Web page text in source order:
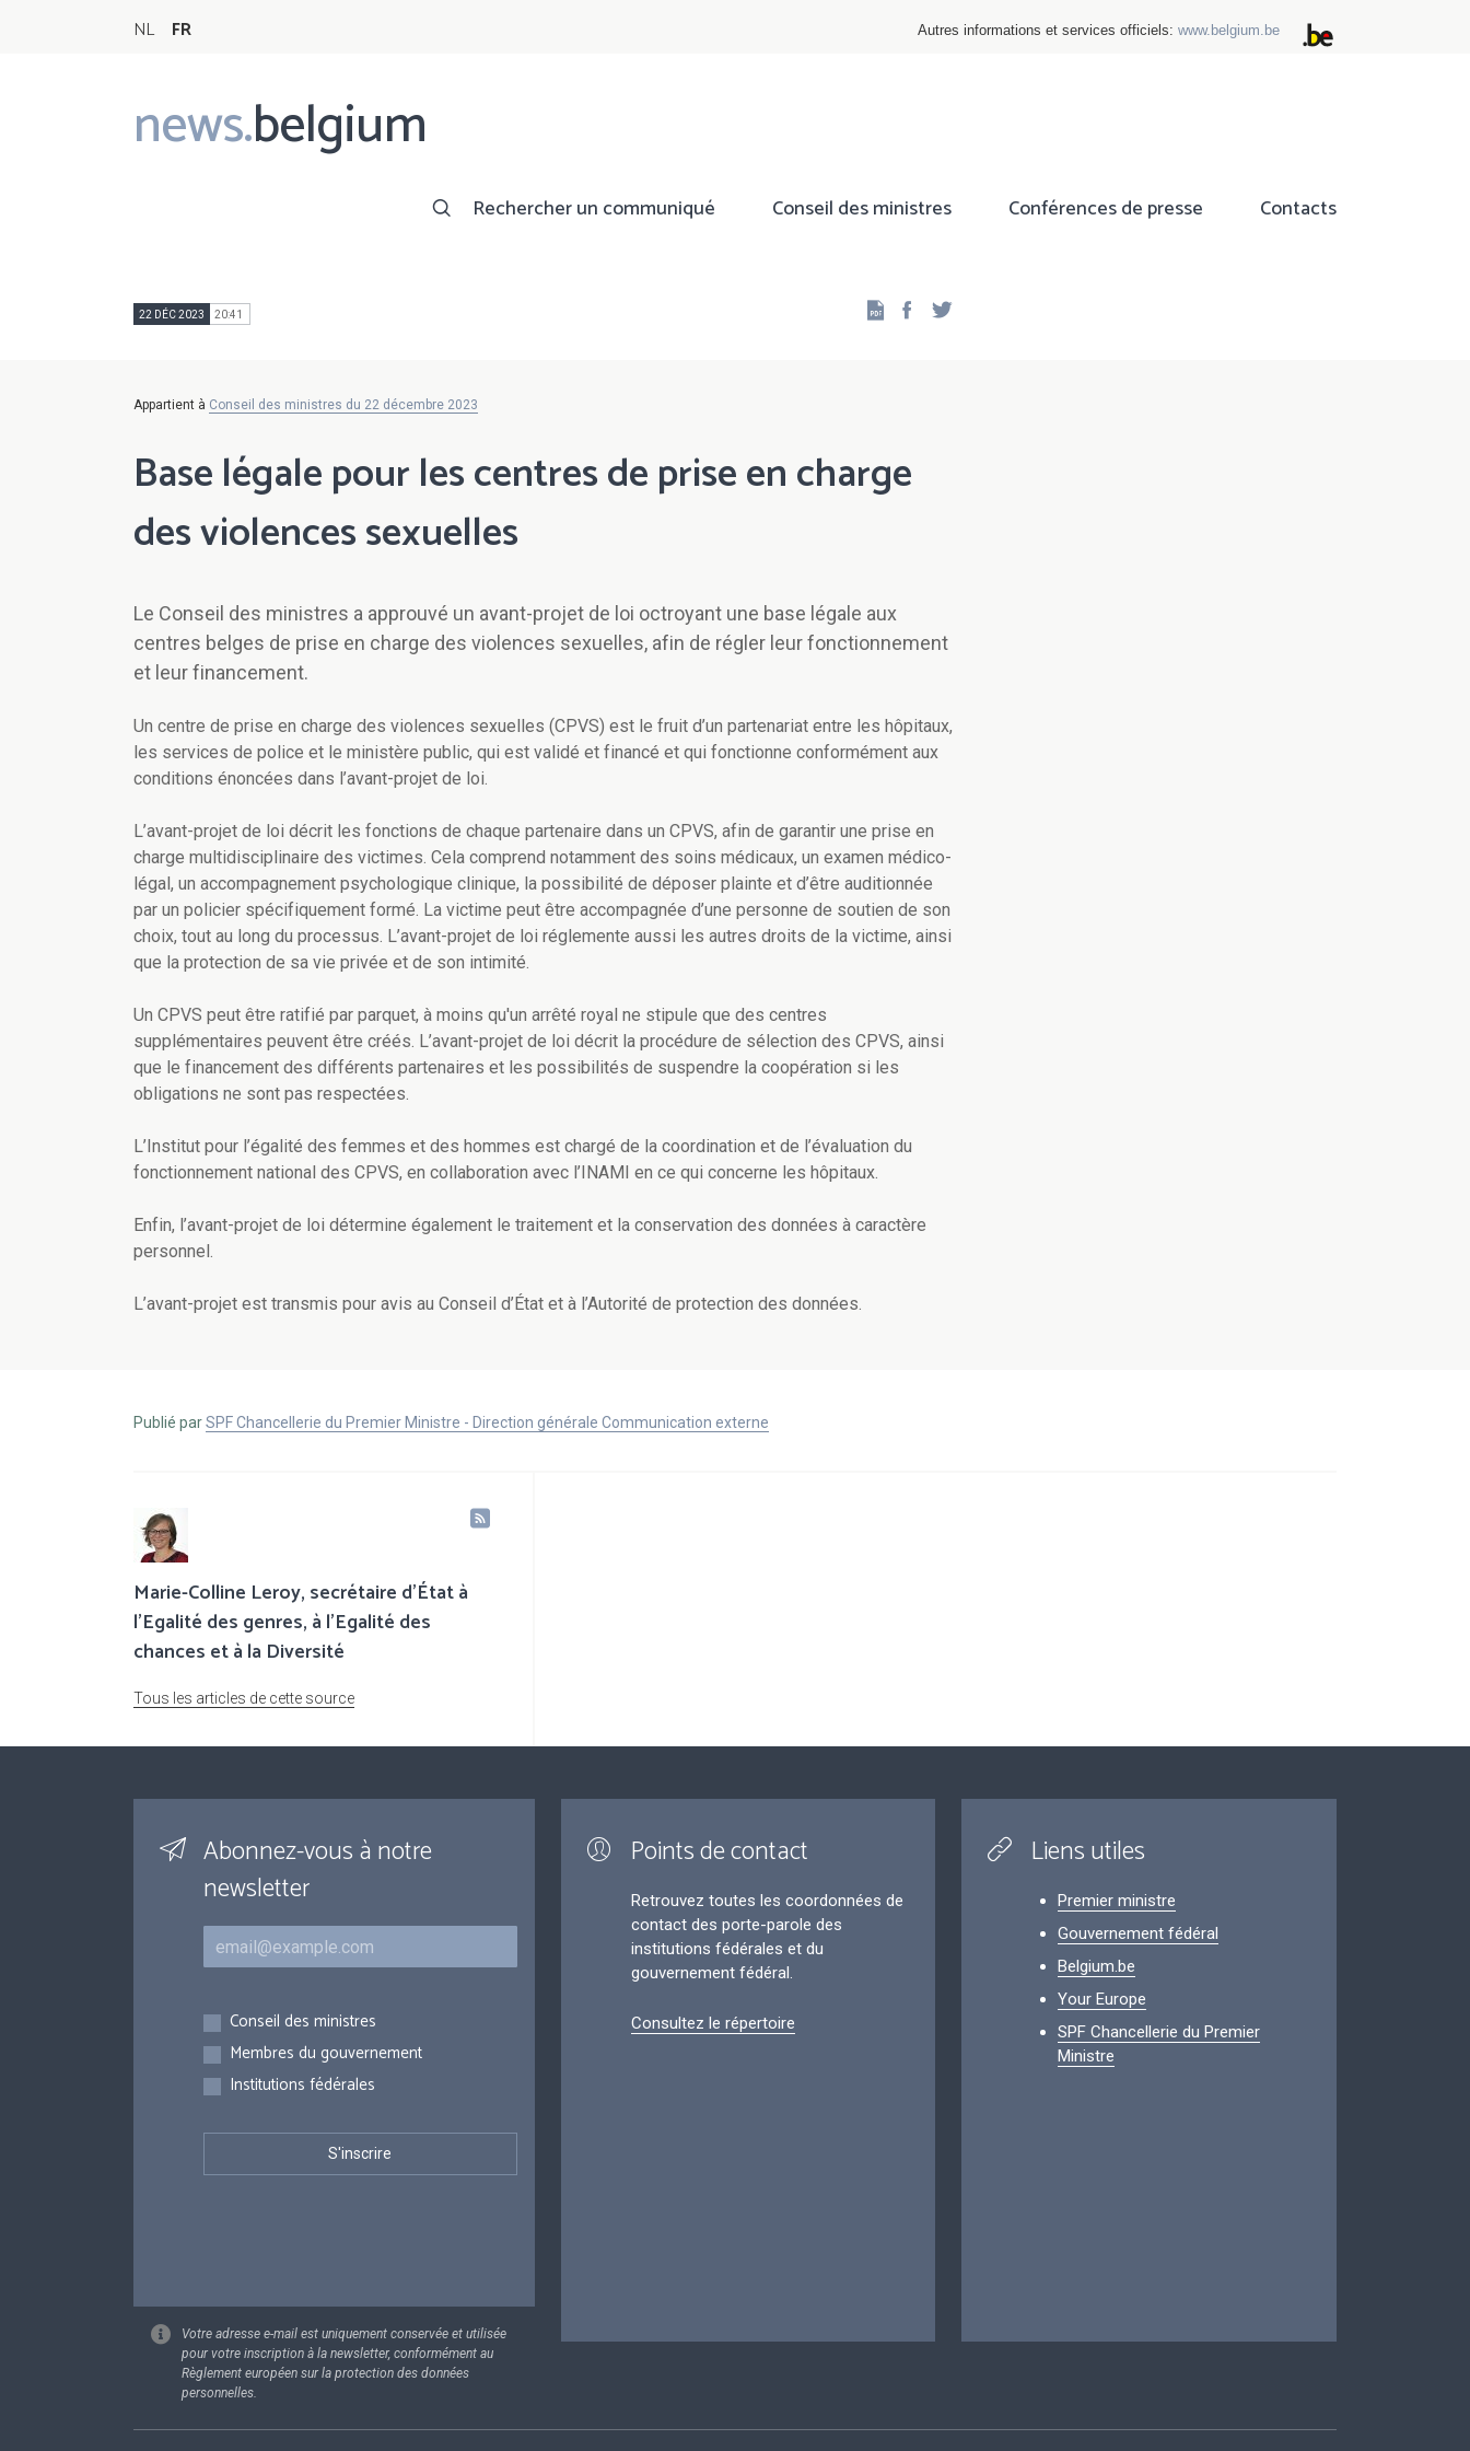
NL FR Autres informations et services officiels: www.belgium.be
news.belgium
Main
navigation
Rechercher un communiqué Conseil des ministres Conférences de presse Contacts
22 DÉC 2023 20:41 Facebook
Appartient à Conseil des ministres du 22 décembre 2023
Base légale pour les centres de prise en charge
des violences sexuelles
Le Conseil des ministres a approuvé un avant-projet de loi octroyant une base légale aux
centres belges de prise en charge des violences sexuelles, afin de régler leur fonctionnement
et leur financement.
Un centre de prise en charge des violences sexuelles (CPVS) est le fruit d’un partenariat entre les hôpitaux,
les services de police et le ministère public, qui est validé et financé et qui fonctionne conformément aux
conditions énoncées dans l’avant-projet de loi.
L’avant-projet de loi décrit les fonctions de chaque partenaire dans un CPVS, afin de garantir une prise en
charge multidisciplinaire des victimes. Cela comprend notamment des soins médicaux, un examen médico-
légal, un accompagnement psychologique clinique, la possibilité de déposer plainte et d’être auditionnée
par un policier spécifiquement formé. La victime peut être accompagnée d’une personne de soutien de son
choix, tout au long du processus. L’avant-projet de loi réglemente aussi les autres droits de la victime, ainsi
que la protection de sa vie privée et de son intimité.
Un CPVS peut être ratifié par parquet, à moins qu'un arrêté royal ne stipule que des centres
supplémentaires peuvent être créés. L’avant-projet de loi décrit la procédure de sélection des CPVS, ainsi
que le financement des différents partenaires et les possibilités de suspendre la coopération si les
obligations ne sont pas respectées.
L’Institut pour l’égalité des femmes et des hommes est chargé de la coordination et de l’évaluation du
fonctionnement national des CPVS, en collaboration avec l’INAMI en ce qui concerne les hôpitaux.
Enfin, l’avant-projet de loi détermine également le traitement et la conservation des données à caractère
personnel.
L’avant-projet est transmis pour avis au Conseil d’État et à l’Autorité de protection des données.
Publié parSPF Chancellerie du Premier Ministre - Direction générale Communication externe
Marie-Colline Leroy, secrétaire d’État à
l’Egalité des genres, à l’Egalité des
chances et à la Diversité
Tous les articles de cette source
Abonnez-vous à notre
newsletter
Courriel
Inscriptions
Conseil des ministres
Membres du gouvernement
Institutions fédérales
Votre adresse e-mail est uniquement conservée et utilisée
pour votre inscription à la newsletter, conformément au
Règlement européen sur la protection des données
personnelles.
Points de contact
Retrouvez toutes les coordonnées de
contact des porte-parole des
institutions fédérales et du
gouvernement fédéral.
Consultez le répertoire
Liens utiles
Premier ministre
Gouvernement fédéral
Belgium.be
Your Europe
SPF Chancellerie du Premier
Ministre